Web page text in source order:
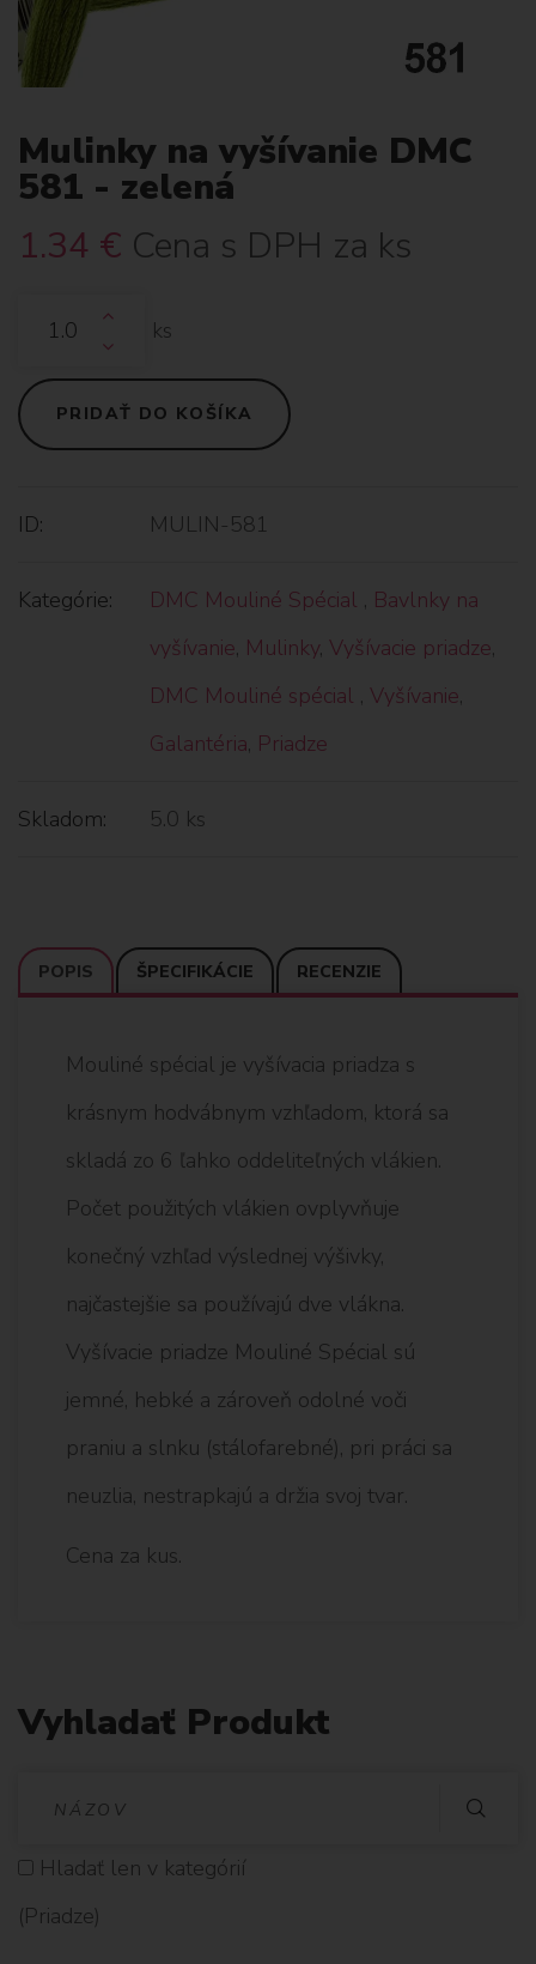
Mulinky na vyšívanie DMC
581 - zelená
1.34 € Cena s DPH za ks
ks
PRIDAŤ DO KOŠÍKA
ID: MULIN-581
Kategórie: DMC Mouliné Spécial , Bavlnky na
vyšívanie, Mulinky, Vyšívacie priadze,
DMC Mouliné spécial , Vyšívanie,
Galantéria, Priadze
Skladom: 5.0 ks
POPIS ŠPECIFIKÁCIE RECENZIE
Mouliné spécial je vyšívacia priadza s
krásnym hodvábnym vzhľadom, ktorá sa
skladá zo 6 ľahko oddeliteľných vlákien.
Počet použitých vlákien ovplyvňuje
konečný vzhľad výslednej výšivky,
najčastejšie sa používajú dve vlákna.
Vyšívacie priadze Mouliné Spécial sú
jemné, hebké a zároveň odolné voči
praniu a slnku (stálofarebné), pri práci sa
neuzlia, nestrapkajú a držia svoj tvar.
Cena za kus.
Vyhladať Produkt
Hladať len v kategórií
(Priadze)